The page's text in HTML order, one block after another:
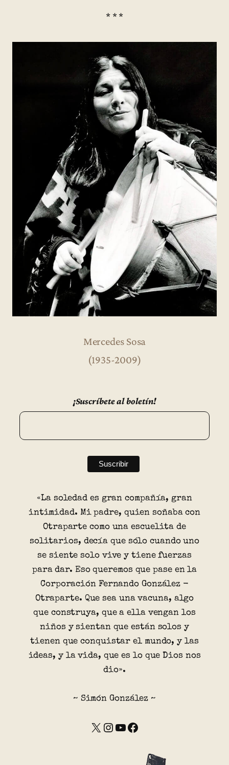
* * *
Mercedes Sosa
(1935-2009)
¡Suscríbete al boletín!
«La soledad es gran compañía, gran
intimidad. Mi padre, quien soñaba con
Otraparte como una escuelita de
solitarios, decía que sólo cuando uno
se siente solo vive y tiene fuerzas
para dar. Eso queremos que pase en la
Corporación Fernando González -
Otraparte. Que sea una vacuna, algo
que construya, que a ella vengan los
niños y sientan que están solos y
tienen que conquistar el mundo, y las
ideas, y la vida, que es lo que Dios nos
dio».
~ Simón González ~
X Instagram YouTube Facebook